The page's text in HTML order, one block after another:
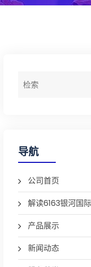
导航
公司首页
解读6163银河国际
产品展示
新闻动态